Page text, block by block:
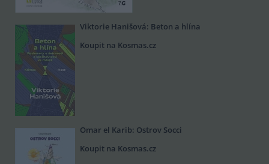
Viktorie Hanišová: Beton a hlína
Koupit na Kosmas.cz
Omar el Karib: Ostrov Socci
Koupit na Kosmas.cz